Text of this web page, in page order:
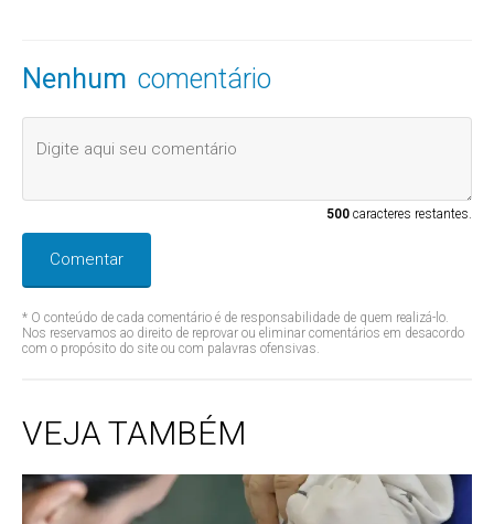
Nenhum comentário
500caracteres restantes.
Comentar
* O conteúdo de cada comentário é de responsabilidade de quem realizá-lo.
Nos reservamos ao direito de reprovar ou eliminar comentários em desacordo
com o propósito do site ou com palavras ofensivas.
VEJA TAMBÉM